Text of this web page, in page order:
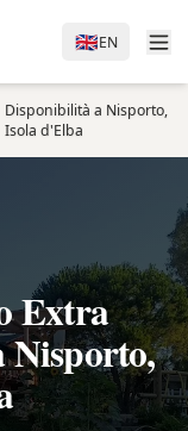
🇬🇧EN
Disponibilità a Nisporto,
Isola d'Elba
Extra
Nisporto,